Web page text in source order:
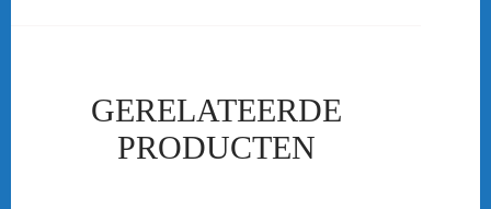
GERELATEERDE
PRODUCTEN